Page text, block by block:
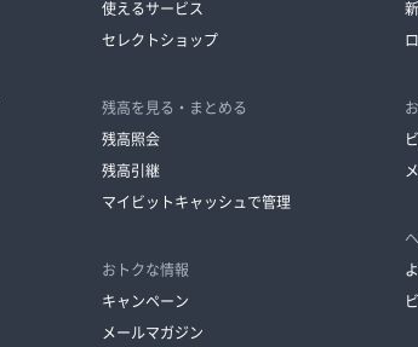
使えるサービス
セレクトショップ
残高を見る・まとめる
残高照会
残高引継
マイビットキャッシュで管理
おトクな情報
キャンペーン
メールマガジン